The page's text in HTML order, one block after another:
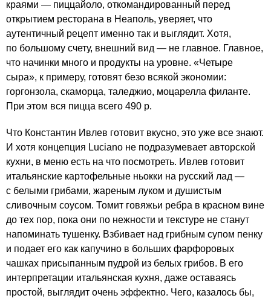
краями — пиццайоло, откомандированный перед
открытием ресторана в Неаполь, уверяет, что
аутентичный рецепт именно так и выглядит. Хотя,
по большому счету, внешний вид — не главное. Главное,
что начинки много и продукты на уровне. «Четыре
сыра», к примеру, готовят безо всякой экономии:
горгонзола, скаморца, таледжио, моцарелла филанте.
При этом вся пицца всего 490 р.
Что Константин Ивлев готовит вкусно, это уже все знают.
И хотя концепция Luciano не подразумевает авторской
кухни, в меню есть на что посмотреть. Ивлев готовит
итальянские картофельные ньокки на русский лад —
с белыми грибами, жареным луком и душистым
сливочным соусом. Томит говяжьи ребра в красном вине
до тех пор, пока они по нежности и текстуре не станут
напоминать тушенку. Взбивает над грибным супом пенку
и подает его как капучино в больших фарфоровых
чашках присыпанным пудрой из белых грибов. В его
интерпретации итальянская кухня, даже оставаясь
простой, выглядит очень эффектно. Чего, казалось бы,